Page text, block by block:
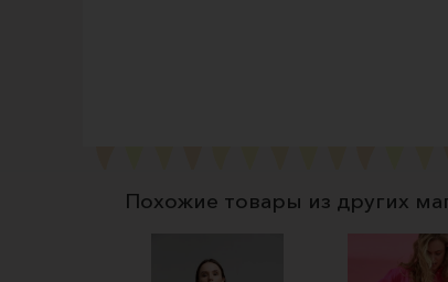
Похожие товары из других